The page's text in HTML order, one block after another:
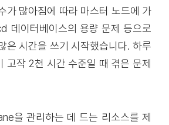
가 많아짐에 따라 마스터 노드에 가
데이터베이스의 용량 문제 등으로
은 시간을 쓰기 시작했습니다. 하루
고작 2천 시간 수준일 때 겪은 문제
을 관리하는 데 드는 리소스를 제